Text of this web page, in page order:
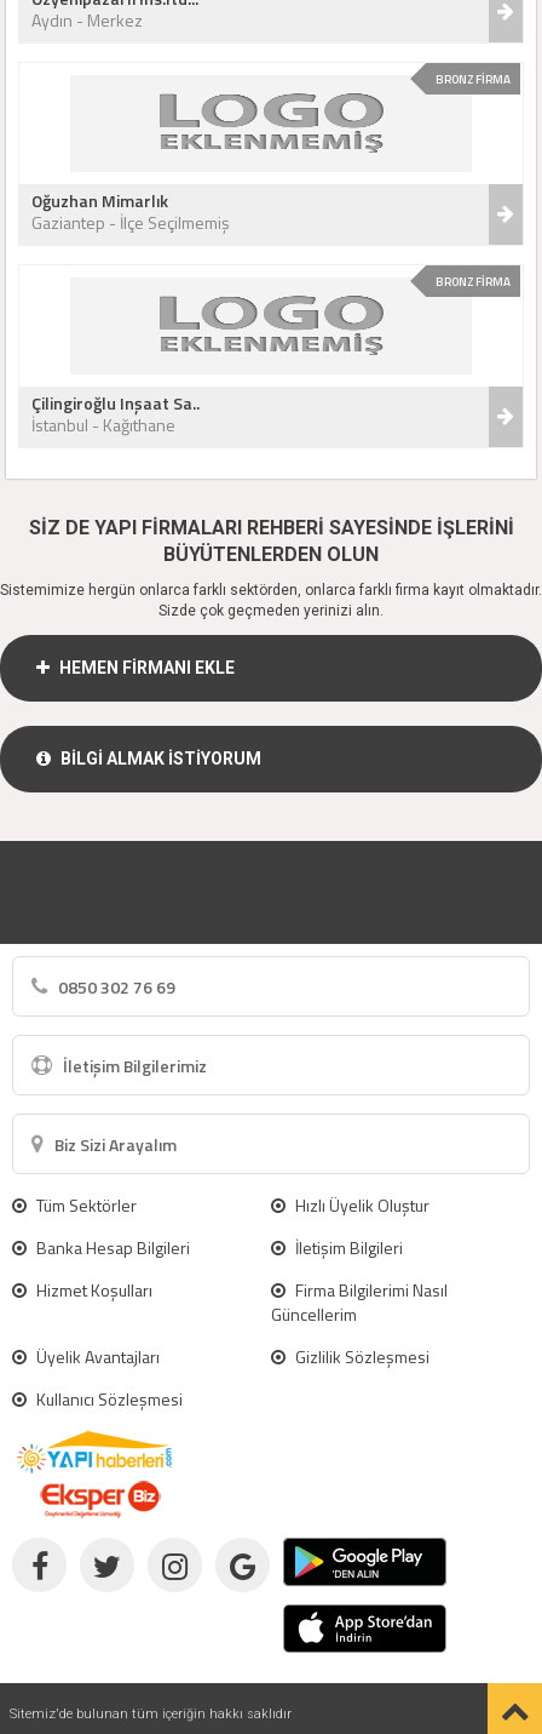
Aydın - Merkez
BRONZ FİRMA
Oğuzhan Mimarlık
Gaziantep - İlçe Seçilmemiş
BRONZ FİRMA
Çilingiroğlu Inşaat Sa..
İstanbul - Kağıthane
SİZ DE YAPI FİRMALARI REHBERİ SAYESİNDE İŞLERİNİ
BÜYÜTENLERDEN OLUN
Sistemimize hergün onlarca farklı sektörden, onlarca farklı firma kayıt olmaktadır.
Sizde çok geçmeden yerinizi alın.
HEMEN FİRMANI EKLE
BİLGİ ALMAK İSTİYORUM
0850 302 76 69
İletişim Bilgilerimiz
Biz Sizi Arayalım
Tüm Sektörler
Hızlı Üyelik Oluştur
Banka Hesap Bilgileri
İletişim Bilgileri
Hizmet Koşulları
Firma Bilgilerimi Nasıl
Güncellerim
Üyelik Avantajları
Gizlilik Sözleşmesi
Kullanıcı Sözleşmesi
Sitemiz'de bulunan tüm içeriğin hakkı saklıdır